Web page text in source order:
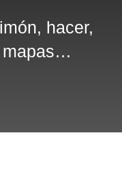
hacer,
mapas…